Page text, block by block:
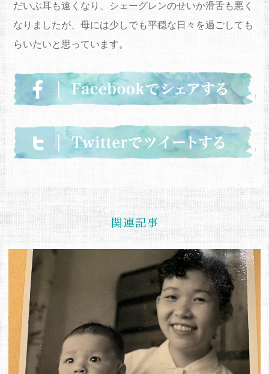
だいぶ耳も遠くなり、シェーグレンのせいか滑舌も悪く
なりましたが、母には少しでも平穏な日々を過ごしても
らいたいと思っています。